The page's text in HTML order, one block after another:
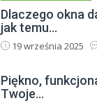
Dlaczego okna
jak temu...
19 września 2025
Piękno,
Twoje...